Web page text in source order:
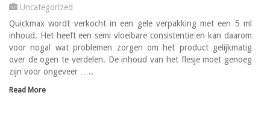
Uncategorized
Quickmax wordt verkocht in een gele verpakking met een 5 ml
inhoud. Het heeft een semi vloeibare consistentie en kan daarom
voor nogal wat problemen zorgen om het product gelijkmatig
over de ogen te verdelen. De inhoud van het flesje moet genoeg
zijn voor ongeveer …..
Read More